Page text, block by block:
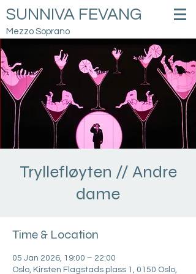
SUNNIVA FEVANG
Mezzo Soprano
Tryllefløyten // Andre
dame
Time & Location
05 Jan 2026, 19:00 – 22:00
Oslo, Kirsten Flagstads plass 1, 0150 Oslo,